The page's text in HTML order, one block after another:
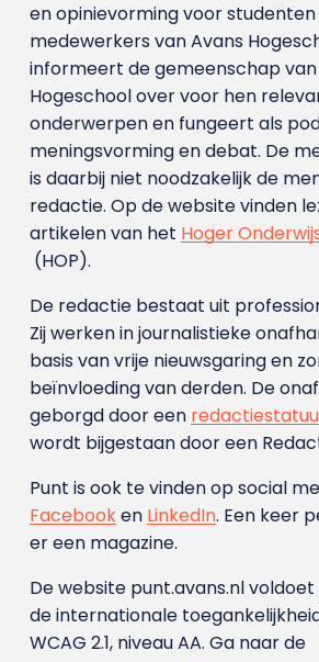
en opinievorming voor
medewerkers van Avans
informeert de gemeenschap van
Hogeschool over voor hen
onderwerpen en fungeert als
meningsvorming en debat. De
is daarbij niet noodzakelijk de
redactie. Op de website vinden
artikelen van het Hoger
(HOP).
De redactie bestaat uit
Zij werken in journalistieke
basis van vrije nieuwsgaring en
beïnvloeding van derden. De
geborgd door een
wordt bijgestaan door een
Punt is ook te vinden op social
Facebooken LinkedIn. Een keer
er een magazine.
De website punt.avans.nl
de internationale
WCAG 2.1, niveau AA. Ga naar de